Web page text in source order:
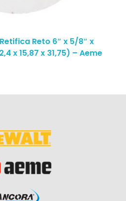
Reto 6″ x 5/8″ x
x 15,87 x 31,75) – Aeme